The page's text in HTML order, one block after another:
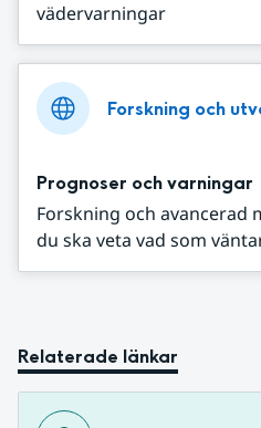
vädervarningar
Forskning och
Prognoser och varningar
Forskning och
du ska veta vad som
Relaterade länkar